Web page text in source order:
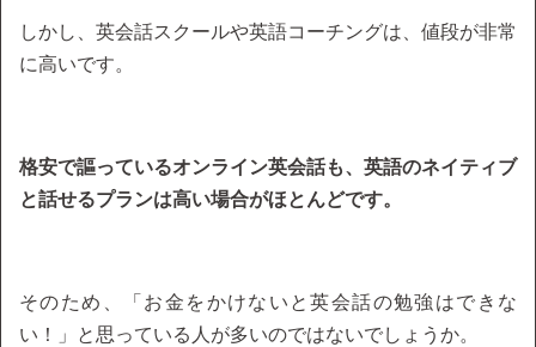
しかし、英会話スクールや英語コーチングは、値段が非常
に高いです。
格安で謳っているオンライン英会話も、英語のネイティブ
と話せるプランは高い場合がほとんどです。
そのため、「お金をかけないと英会話の勉強はできな
い！」と思っている人が多いのではないでしょうか。